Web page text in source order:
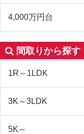
4,000万円台
間取りから探す
1R～1LDK
3K～3LDK
5K～